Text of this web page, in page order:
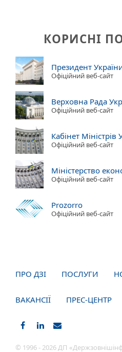
КОРИСНІ
Президент
Офіційний веб-сайт
Верховна Рада
Офіційний веб-сайт
Кабінет Міністрів
Офіційний веб-сайт
Міністерство
Офіційний веб-сайт
Prozorro
Офіційний веб-сайт
ПРО ДЗІ ПОСЛУГИ
ВАКАНСІЇ ПРЕС-ЦЕНТР
© 1996 - 2026 ДП